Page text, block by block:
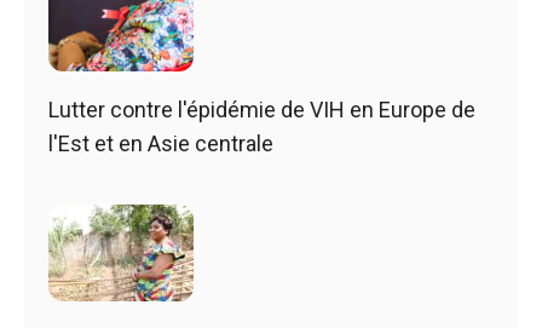
Lutter contre l'épidémie de VIH en Europe de
l'Est et en Asie centrale